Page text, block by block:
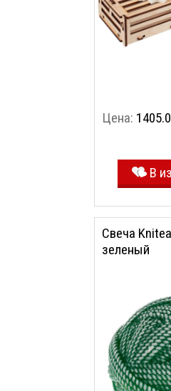
Цена:
В
Свеча
зеленый